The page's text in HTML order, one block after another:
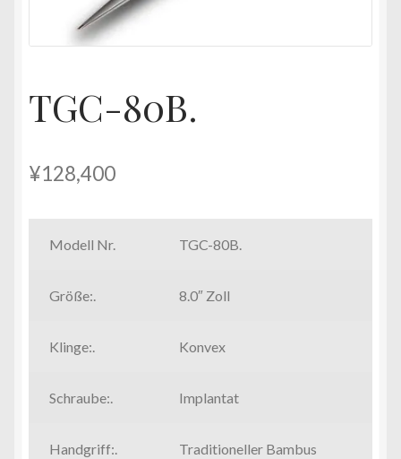
TGC-80B.
¥128,400
Modell Nr. TGC-80B.
Größe:. 8.0″ Zoll
Klinge:. Konvex
Schraube:. Implantat
Handgriff:. Traditioneller Bambus